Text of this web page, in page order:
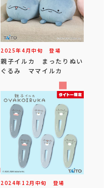
2025年4 月中旬 登場
親子イルカ まったりぬい
ぐるみ ママイルカ
2024年 12 月 中旬 登場